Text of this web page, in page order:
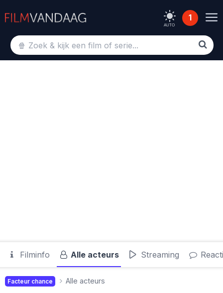
AUTO
1
Filminfo Alle acteurs Streaming
Facteur chance Alle acteurs